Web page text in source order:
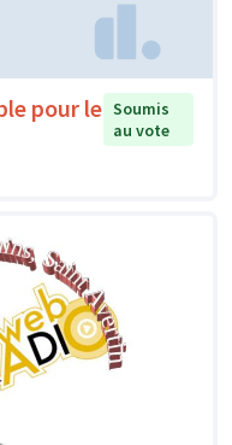
pour le Soumis
au vote